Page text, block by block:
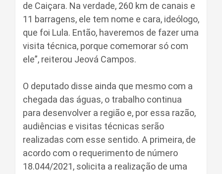
de Caiçara. Na verdade, 260 km de canais e
11 barragens, ele tem nome e cara, ideólogo,
que foi Lula. Então, haveremos de fazer uma
visita técnica, porque comemorar só com
ele”, reiterou Jeová Campos.
O deputado disse ainda que mesmo com a
chegada das águas, o trabalho continua
para desenvolver a região e, por essa razão,
audiências e visitas técnicas serão
realizadas com esse sentido. A primeira, de
acordo com o requerimento de número
18.044/2021, solicita a realização de uma